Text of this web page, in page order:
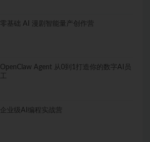
零基础 AI 漫剧智能量产创作营
OpenClaw Agent 从0到1打造你的数字AI员
企业级AI编程实战营